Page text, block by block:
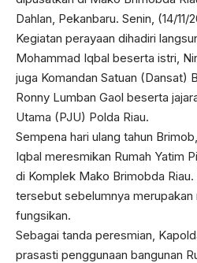
Dahlan, Pekanbaru. Senin, (14/11/
Kegiatan perayaan dihadiri
Mohammad Iqbal beserta istri,
juga Komandan Satuan (Dansat)
Ronny Lumban Gaol beserta
Utama (PJU) Polda Riau.
Sempena hari ulang tahun
Iqbal meresmikan Rumah Yatim
di Komplek Mako Brimobda Riau.
tersebut sebelumnya merupakan
fungsikan.
Sebagai tanda peresmian,
prasasti penggunaan bangunan